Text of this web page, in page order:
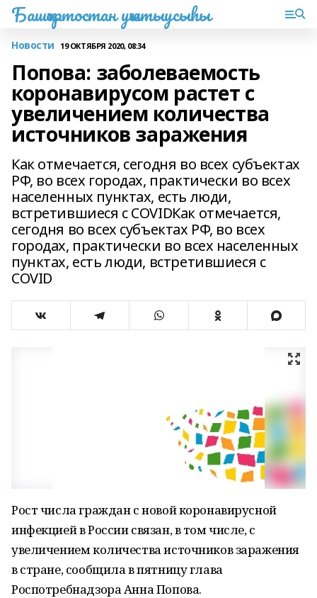
Башҡортостан уҡытыусыһы
Новости 19 ОКТЯБРЯ 2020, 08:34
Попова: заболеваемость
коронавирусом растет с
увеличением количества
источников заражения
Как отмечается, сегодня во всех субъектах
РФ, во всех городах, практически во всех
населенных пунктах, есть люди,
встретившиеся с COVIDКак отмечается,
сегодня во всех субъектах РФ, во всех
городах, практически во всех населенных
пунктах, есть люди, встретившиеся с
COVID
Рост числа граждан с новой коронавирусной
инфекцией в России связан, в том числе, с
увеличением количества источников заражения
в стране, сообщила в пятницу глава
Роспотребнадзора Анна Попова.